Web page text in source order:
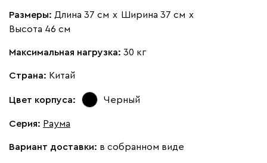
Размеры: Длина 37 см х Ширина 37 см х
Высота 46 см
Максимальная нагрузка: 30 кг
Страна: Китай
Цвет корпуса: Черный
Серия: Раума
Вариант доставки: в собранном виде